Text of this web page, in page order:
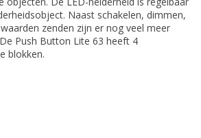
Naast schakelen, dimmen,
zenden zijn er nog veel meer
Push Button Lite 63 heeft 4
blokken.